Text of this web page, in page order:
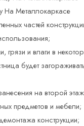
На Металлокаркасе
частей
грязи и влаги в
будет
на второй этаж
предметов и мебели;
конструкции;